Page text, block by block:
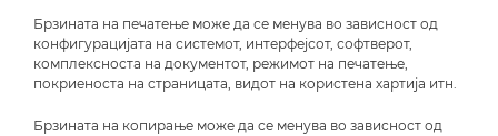
Брзината на печатење може да се менува во зависност од
конфигурацијата на системот, интерфејсот, софтверот,
комплексноста на документот, режимот на печатење,
покриеноста на страницата, видот на користена хартија итн.
Брзината на копирање може да се менува во зависност од